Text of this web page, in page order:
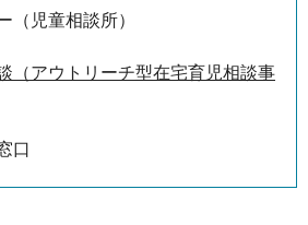
（児童相談所）
（アウトリーチ型在宅育児相談事
口